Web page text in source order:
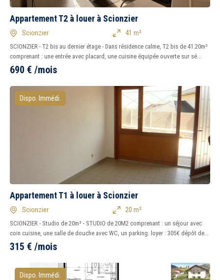
Appartement T2 à louer à Scionzier
Scionzier 41 m²
SCIONZIER - T2 bis au dernier étage - Dans résidence calme, T2 bis de 41.20m²
comprenant : une entrée avec placard, une cuisine équipée ouverte sur sé...
690 € /mois
Dispo. Immédi.
Appartement T1 à louer à Scionzier
Scionzier 20 m²
SCIONZIER - Studio de 20m² - STUDIO de 20M2 comprenant : un séjour avec
coin cuisine, une salle de douche avec WC, un parking. loyer : 305€ dépôt de...
315 € /mois
Dispo. Immédi.